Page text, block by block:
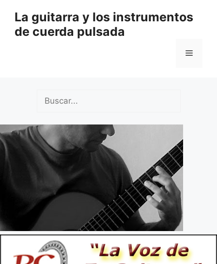
contenido
La guitarra y los instrumentos
de cuerda pulsada
Menú